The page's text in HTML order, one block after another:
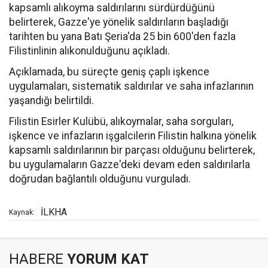
kapsamlı alıkoyma saldırılarını sürdürdüğünü
belirterek, Gazze'ye yönelik saldırıların başladığı
tarihten bu yana Batı Şeria'da 25 bin 600'den fazla
Filistinlinin alıkonulduğunu açıkladı.
Açıklamada, bu süreçte geniş çaplı işkence
uygulamaları, sistematik saldırılar ve saha infazlarının
yaşandığı belirtildi.
Filistin Esirler Kulübü, alıkoymalar, saha sorguları,
işkence ve infazların işgalcilerin Filistin halkına yönelik
kapsamlı saldırılarının bir parçası olduğunu belirterek,
bu uygulamaların Gazze'deki devam eden saldırılarla
doğrudan bağlantılı olduğunu vurguladı.
Kaynak: İLKHA
HABERE YORUM KAT